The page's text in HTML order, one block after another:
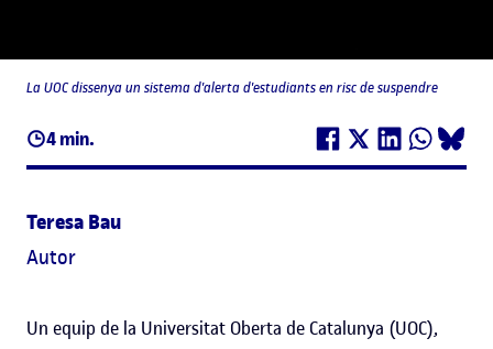
4 min.
La UOC dissenya un sistema d'alerta d'estudiants en risc de suspendre
Teresa Bau
Autor
Un equip de la Universitat Oberta de Catalunya (UOC),